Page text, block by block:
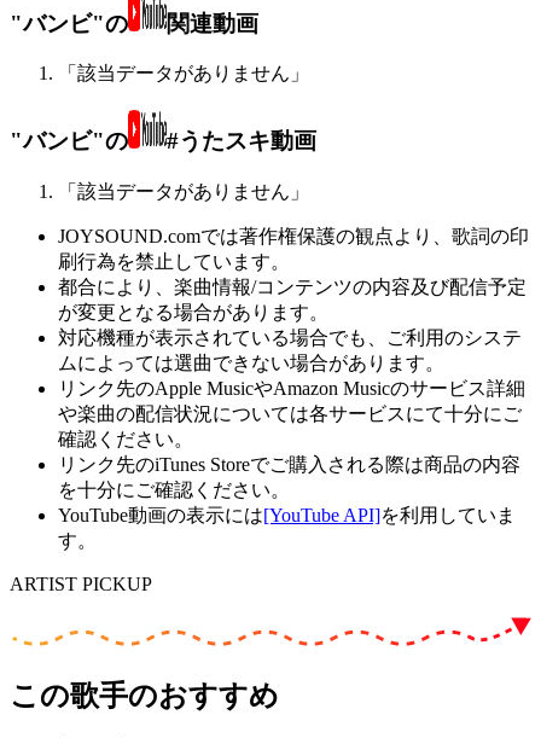
"バンビ"の 関連動画
「該当データがありません」
"バンビ"の #うたスキ動画
「該当データがありません」
JOYSOUND.comでは著作権保護の観点より、歌詞の印
刷行為を禁止しています。
都合により、楽曲情報/コンテンツの内容及び配信予定
が変更となる場合があります。
対応機種が表示されている場合でも、ご利用のシステ
ムによっては選曲できない場合があります。
リンク先のApple MusicやAmazon Musicのサービス詳細
や楽曲の配信状況については各サービスにて十分にご
確認ください。
リンク先のiTunes Storeでご購入される際は商品の内容
を十分にご確認ください。
YouTube動画の表示には[YouTube API]を利用していま
す。
ARTIST PICKUP
この歌手のおすすめ